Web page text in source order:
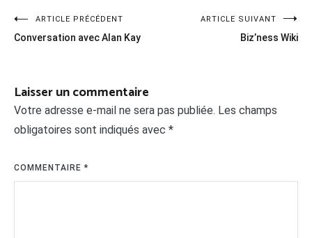
Navigation
de
ARTICLE PRÉCÉDENT
Conversation avec Alan Kay
ARTICLE SUIVANT
Biz’ness Wiki
Laisser un commentaire
Votre adresse e-mail ne sera pas publiée. Les champs
obligatoires sont indiqués avec *
COMMENTAIRE*